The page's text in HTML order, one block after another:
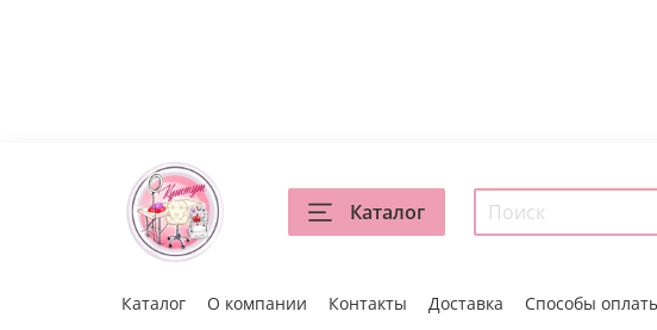
Каталог
Каталог О компании Контакты Доставка Способы